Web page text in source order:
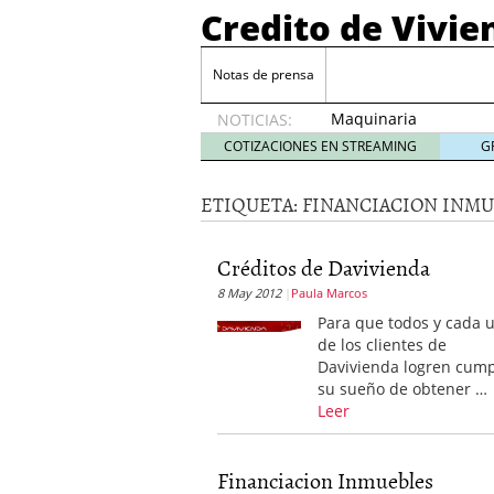
Credito de
Notas de prensa
NOTICIAS:
Maquinaria
para
Buffet:
para un
Servicio
y
Profesional
23
diciembre,
2024
Estudio de
Cómo Organizar una
COTIZACIONES EN STREAMING
ETIQUETA: FINANCIACION
Créditos de Davivienda
8 May 2012 Paula Marcos
Para que todos y cada
de los clientes de
Davivienda logren
su sueño de obtener …
Leer
Financiacion Inmuebles